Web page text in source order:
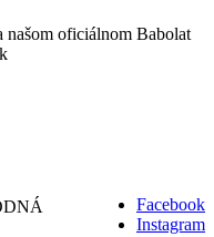
našom oficiálnom Babolat
Facebook
Instagram